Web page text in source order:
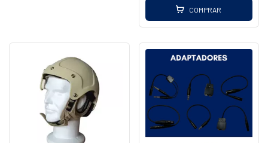
COMPRAR